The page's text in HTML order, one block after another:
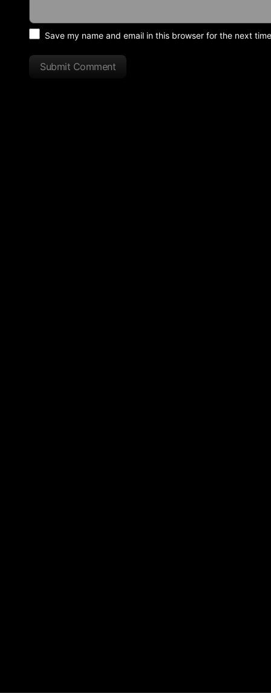
Save my name and email in this browser for the next
Submit Comment